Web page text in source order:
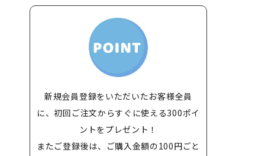
新規会員登録をいただいたお客様全員
に、初回ご注文からすぐに使える300ポイ
ントをプレゼント！
またご登録後は、ご購入金額の100円ごと